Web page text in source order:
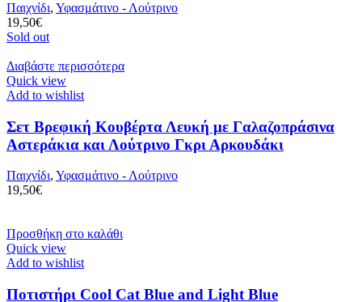
Παιχνίδι, Υφασμάτινο - Λούτρινο
19,50€
Sold out
Διαβάστε περισσότερα
Quick view
Add to wishlist
Σετ Βρεφική Κουβέρτα Λευκή με Γαλαζοπράσινα
Αστεράκια και Λούτρινο Γκρι Αρκουδάκι
Παιχνίδι, Υφασμάτινο - Λούτρινο
19,50€
Προσθήκη στο καλάθι
Quick view
Add to wishlist
Ποτιστήρι Cool Cat Blue and Light Blue